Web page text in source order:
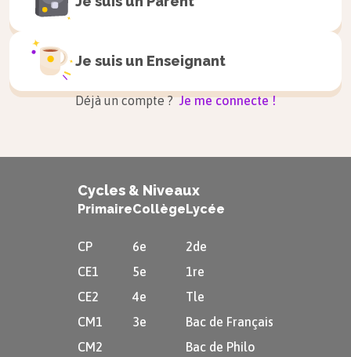
Je suis un Enseignant
Déjà un compte ? Je me connecte !
Cycles & Niveaux
Primaire
CP
CE1
CE2
CM1
CM2
Collège
6e
5e
4e
3e
Lycée
2de
1re
Tle
Bac de Français
Bac de Philo